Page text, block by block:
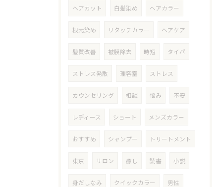
ヘアカット 白髪染め ヘアカラー
根元染め リタッチカラー ヘアケア
髪質改善 被膜除去 時短 タイパ
ストレス発散 理容室 ストレス
カウンセリング 相談 悩み 不安
レディース ショート メンズカラー
おすすめ シャンプー トリートメント
東京 サロン 癒し 読書 小説
身だしなみ クイックカラー 男性